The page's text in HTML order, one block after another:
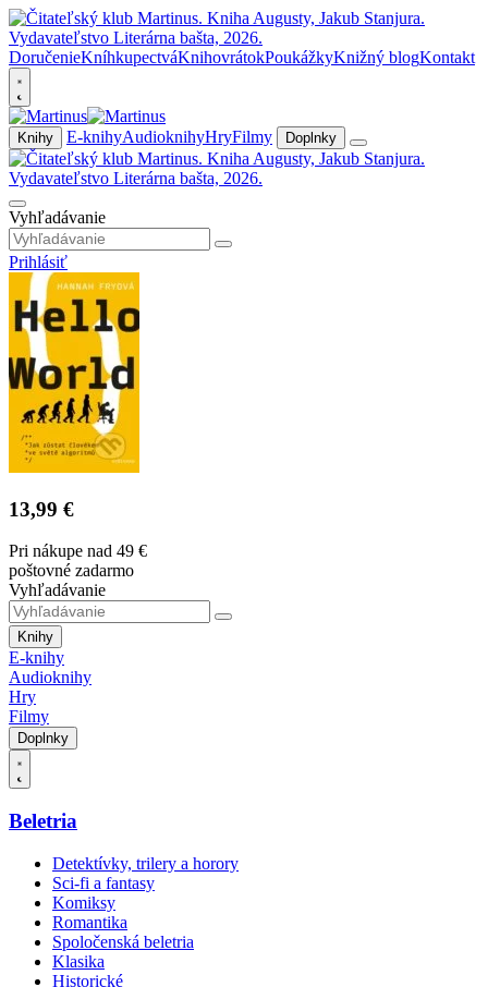
DoručenieKníhkupectváKnihovrátokPoukážkyKnižný blogKontakt
Knihy E-knihyAudioknihyHryFilmy Doplnky
Vyhľadávanie
Prihlásiť
13,99 €
Pri nákupe nad 49 €
poštovné zadarmo
Vyhľadávanie
Knihy
E-knihy
Audioknihy
Hry
Filmy
Doplnky
Beletria
Detektívky, trilery a horory
Sci-fi a fantasy
Komiksy
Romantika
Spoločenská beletria
Klasika
Historické